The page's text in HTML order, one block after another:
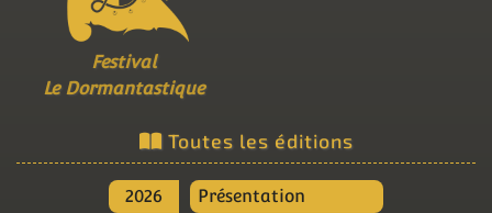
Festival
Le Dormantastique
Toutes les éditions
2026 Présentation